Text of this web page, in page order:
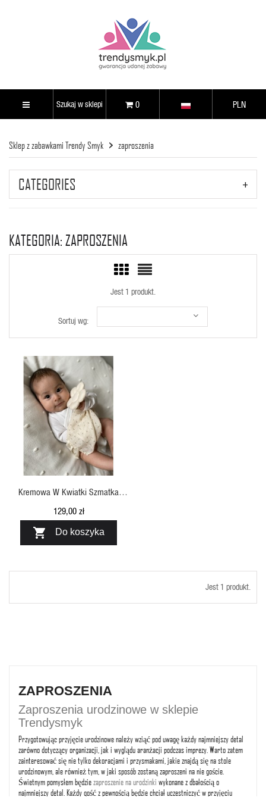
0 PLN
Sklep z zabawkami Trendy Smyk zaproszenia
CATEGORIES
KATEGORIA: ZAPROSZENIA
Jest 1 produkt.
Sortuj wg:
SZYBKI PODGLĄD
Kremowa W Kwiatki Szmatka
129,00 zł
 Do koszyka
Jest 1 produkt.
ZAPROSZENIA
Zaproszenia urodzinowe w sklepie
Trendysmyk
Przygotowując przyjęcie urodzinowe należy wziąć pod uwagę każdy najmniejszy detal
zarówno dotyczący organizacji, jak i wyglądu aranżacji podczas imprezy. Warto zatem
zainteresować się nie tylko dekoracjami i przysmakami, jakie znajdą się na stole
urodzinowym, ale również tym, w jaki sposób zostaną zaproszeni na nie goście.
Świetnym pomysłem będziezaproszenie na urodzinki wykonane z dbałością o
najmniejszy detal. Każdy gość z pewnością będzie chciał uczestniczyć w przyjęciu